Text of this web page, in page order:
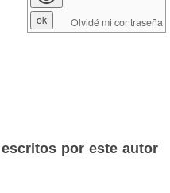
por este autor
Olvidé mi contraseña